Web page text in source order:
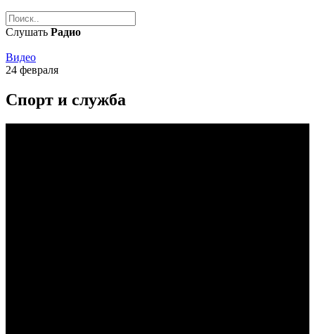
Слушать Радио
Видео
24 февраля
Спорт и служба